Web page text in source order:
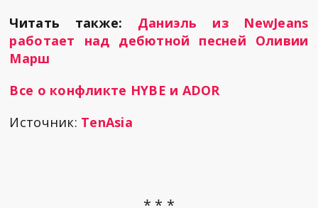
Читать также: Даниэль из NewJeans
работает над дебютной песней Оливии
Марш
Все о конфликте HYBE и ADOR
Источник: TenAsia